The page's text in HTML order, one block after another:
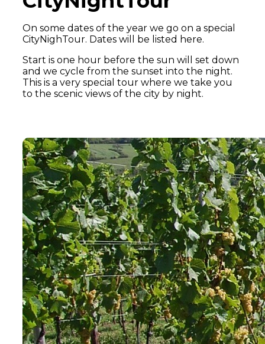
On some dates of the year we go on a special
CityNighTour. Dates will be listed here.
Start is one hour before the sun will set down
and we cycle from the sunset into the night.
This is a very special tour where we take you
to the scenic views of the city by night.